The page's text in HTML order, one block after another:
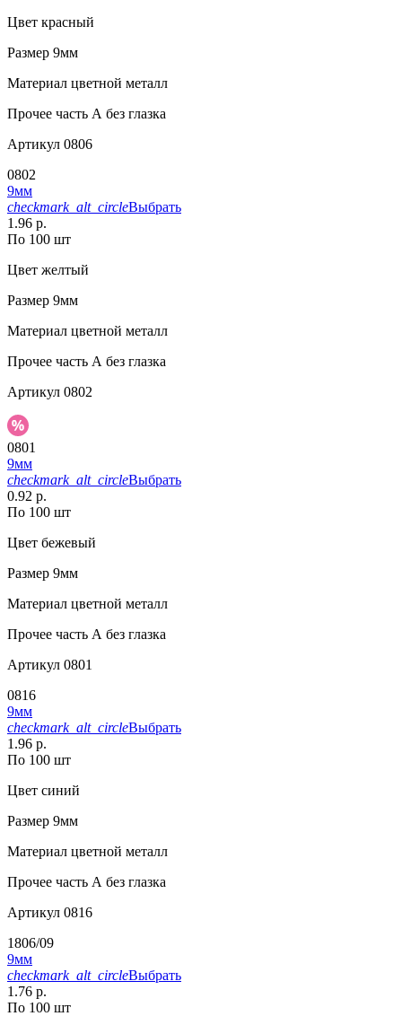
Цвет красный
Размер 9мм
Материал цветной металл
Прочее часть А без глазка
Артикул 0806
0802
9мм
checkmark_alt_circleВыбрать
1.96 р.
По 100 шт
Цвет желтый
Размер 9мм
Материал цветной металл
Прочее часть А без глазка
Артикул 0802
0801
9мм
checkmark_alt_circleВыбрать
0.92 р.
По 100 шт
Цвет бежевый
Размер 9мм
Материал цветной металл
Прочее часть А без глазка
Артикул 0801
0816
9мм
checkmark_alt_circleВыбрать
1.96 р.
По 100 шт
Цвет синий
Размер 9мм
Материал цветной металл
Прочее часть А без глазка
Артикул 0816
1806/09
9мм
checkmark_alt_circleВыбрать
1.76 р.
По 100 шт